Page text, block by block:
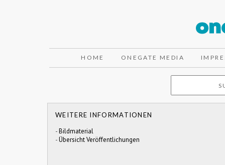
HOME ONEGATE MEDIA
WEITERE INFORMATIONEN
-Bildmaterial
-Übersicht Veröffentlichungen